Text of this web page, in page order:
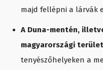
majd fellépni a lárvák
A Duna-mentén,
magyarországi
tenyészőhelyeken a